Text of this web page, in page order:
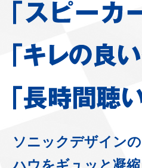
ソニックデザイン